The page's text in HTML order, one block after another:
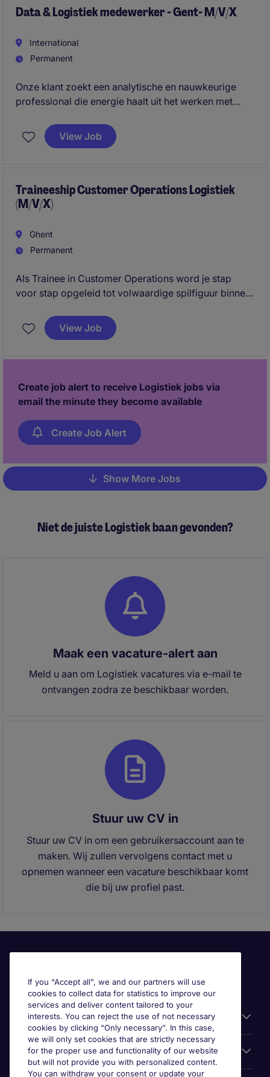
Data & Logistiek medewerker - Gent- M/V/X
International
Permanent
Onze klant zoekt een analytische en nauwkeurige
professional die energie haalt uit het werken met
veelzijdige functie ondersteun je zowel operationele
teams als projectactiviteiten en draag je actief bij aan
View Job
Traineeship Customer Operations Logistiek
(M/V/X)
Ghent
Permanent
Als Trainee in Customer Operations word je stap
voor stap opgeleid tot volwaardige spilfiguur binnen
betrokken te zijn bij klantendossiers en zo een
stevige basis te leggen binnen de supply chain.
View Job
Create job alert to receive Logistiek jobs via
email the minute they become available
Create Job Alert
Pagination
Show More Jobs
Niet de juiste Logistiek baan gevonden?
Maak een vacature-alert aan
Meld u aan om Logistiek vacatures via e-mail te
ontvangen zodra ze beschikbaar worden.
Stuur uw CV in
Stuur uw CV in om een gebruikersaccount aan te
maken. Wij zullen vervolgens contact met u
opnemen wanneer een vacature beschikbaar komt
die bij uw profiel past.
Useful information
Prix
If you “Accept all”, we and our partners will use
cookies to collect data for statistics to improve our
services and deliver content tailored to your
interests. You can reject the use of not necessary
cookies by clicking “Only necessary”. In this case,
we will only set cookies that are strictly necessary
for the proper use and functionality of our website
but will not provide you with personalized content.
You can withdraw your consent or update your